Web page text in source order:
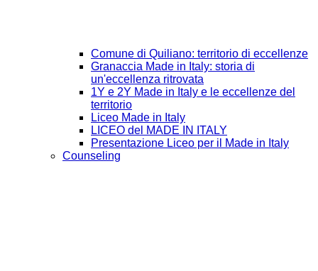
Comune di Quiliano: territorio di eccellenze
Granaccia Made in Italy: storia di
un'eccellenza ritrovata
1Y e 2Y Made in Italy e le eccellenze del
territorio
Liceo Made in Italy
LICEO del MADE IN ITALY
Presentazione Liceo per il Made in Italy
Counseling